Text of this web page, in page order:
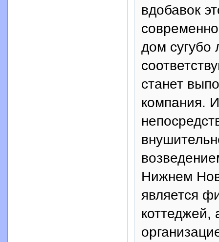
вдобавок
дом сугубо
станет
компания.
Нижнем
является
коттеджей,